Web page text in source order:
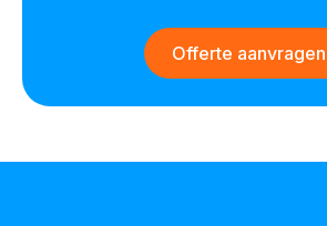
Offerte aanvragen